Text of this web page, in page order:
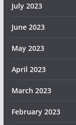
July 2023
June 2023
May 2023
April 2023
March 2023
February 2023